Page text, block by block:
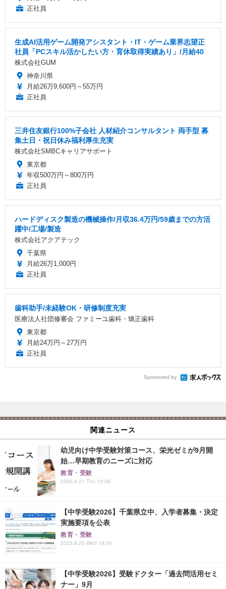
正社員
生成AI活用ゲーム開発アシスタント・IT・ゲーム業界志望正
社員「PCスキル活かしたい方・育休取得実績あり」/月給40
株式会社GUM
神奈川県
月給26万9,600円～55万円
正社員
三井住友銀行100%子会社 人材紹介コンサルタント 両手型 募
集土日・祝日休み福利厚生充実
株式会社SMBCキャリアサポート
東京都
年収500万円～800万円
正社員
ハードディスク製造の機械操作/月収36.4万円/59歳までの方活
躍中/工場/製造
株式会社アクアテック
千葉県
月給26万1,000円
正社員
歯科助手/未経験OK・研修制度充実
医療法人社団修審会 ファミーユ歯科・矯正歯科
東京都
月給24万円～27万円
正社員
Sponsored by
関連ニュース
幼児向け中学受験対策コース、栄光ゼミが9月開
始…早期教育のニーズに対応
教育・受験
2025.8.21 Thu 16:56
【中学受験2026】千葉県立中、入学者募集・決定
実施要項を公表
教育・受験
2025.8.20 Wed 18:00
【中学受験2026】受験ドクター「過去問活用セミ
ナー」9月